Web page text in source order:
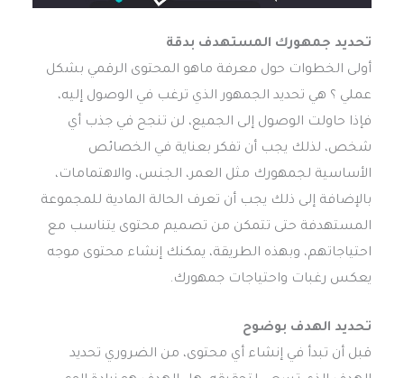
تحديد جمهورك المستهدف بدقة
أولى الخطوات حول معرفة ماهو المحتوى الرقمي بشكل
عملي ؟ هي تحديد الجمهور الذي ترغب في الوصول إليه،
فإذا حاولت الوصول إلى الجميع، لن تنجح في جذب أي
شخص، لذلك يجب أن تفكر بعناية في الخصائص
الأساسية لجمهورك مثل العمر، الجنس، والاهتمامات،
بالإضافة إلى ذلك يجب أن تعرف الحالة المادية للمجموعة
المستهدفة حتى تتمكن من تصميم محتوى يتناسب مع
احتياجاتهم، وبهذه الطريقة، يمكنك إنشاء محتوى موجه
يعكس رغبات واحتياجات جمهورك.
تحديد الهدف بوضوح
قبل أن تبدأ في إنشاء أي محتوى، من الضروري تحديد